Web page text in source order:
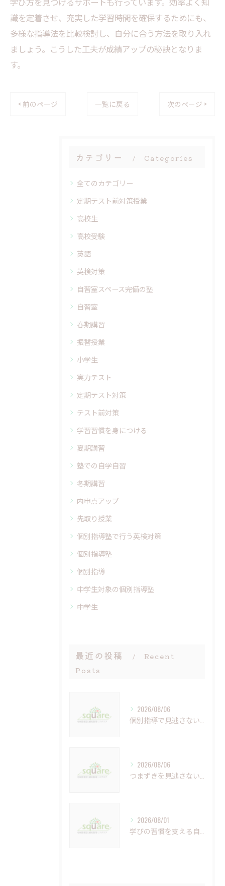
識を定着させ、充実した学習時間を確保するためにも、
多様な指導法を比較検討し、自分に合う方法を取り入れ
ましょう。こうした工夫が成績アップの秘訣となりま
す。
< 前のページ 一覧に戻る 次のページ >
カテゴリー Categories
全てのカテゴリー
定期テスト前対策授業
高校生
高校受験
英語
英検対策
自習室スペース完備の塾
自習室
春期講習
振替授業
小学生
実力テスト
定期テスト対策
テスト前対策
学習習慣を身につける
夏期講習
塾での自学自習
冬期講習
内申点アップ
先取り授業
個別指導塾で行う英検対策
個別指導塾
個別指導
中学生対象の個別指導塾
中学生
最近の投稿
Recent
Posts
2026/08/06
2026/08/06
2026/08/01